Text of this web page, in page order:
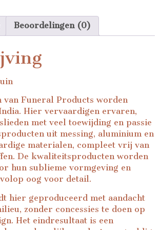
Beoordelingen (0)
van Funeral Products worden
Hier vervaardigen ervaren,
met veel toewijding en passie
uit messing, aluminium en
materialen, compleet vrij van
De kwaliteitsproducten worden
hun sublieme vormgeving en
oog voor detail.
hier geproduceerd met aandacht
zonder concessies te doen op
Het eindresultaat is een